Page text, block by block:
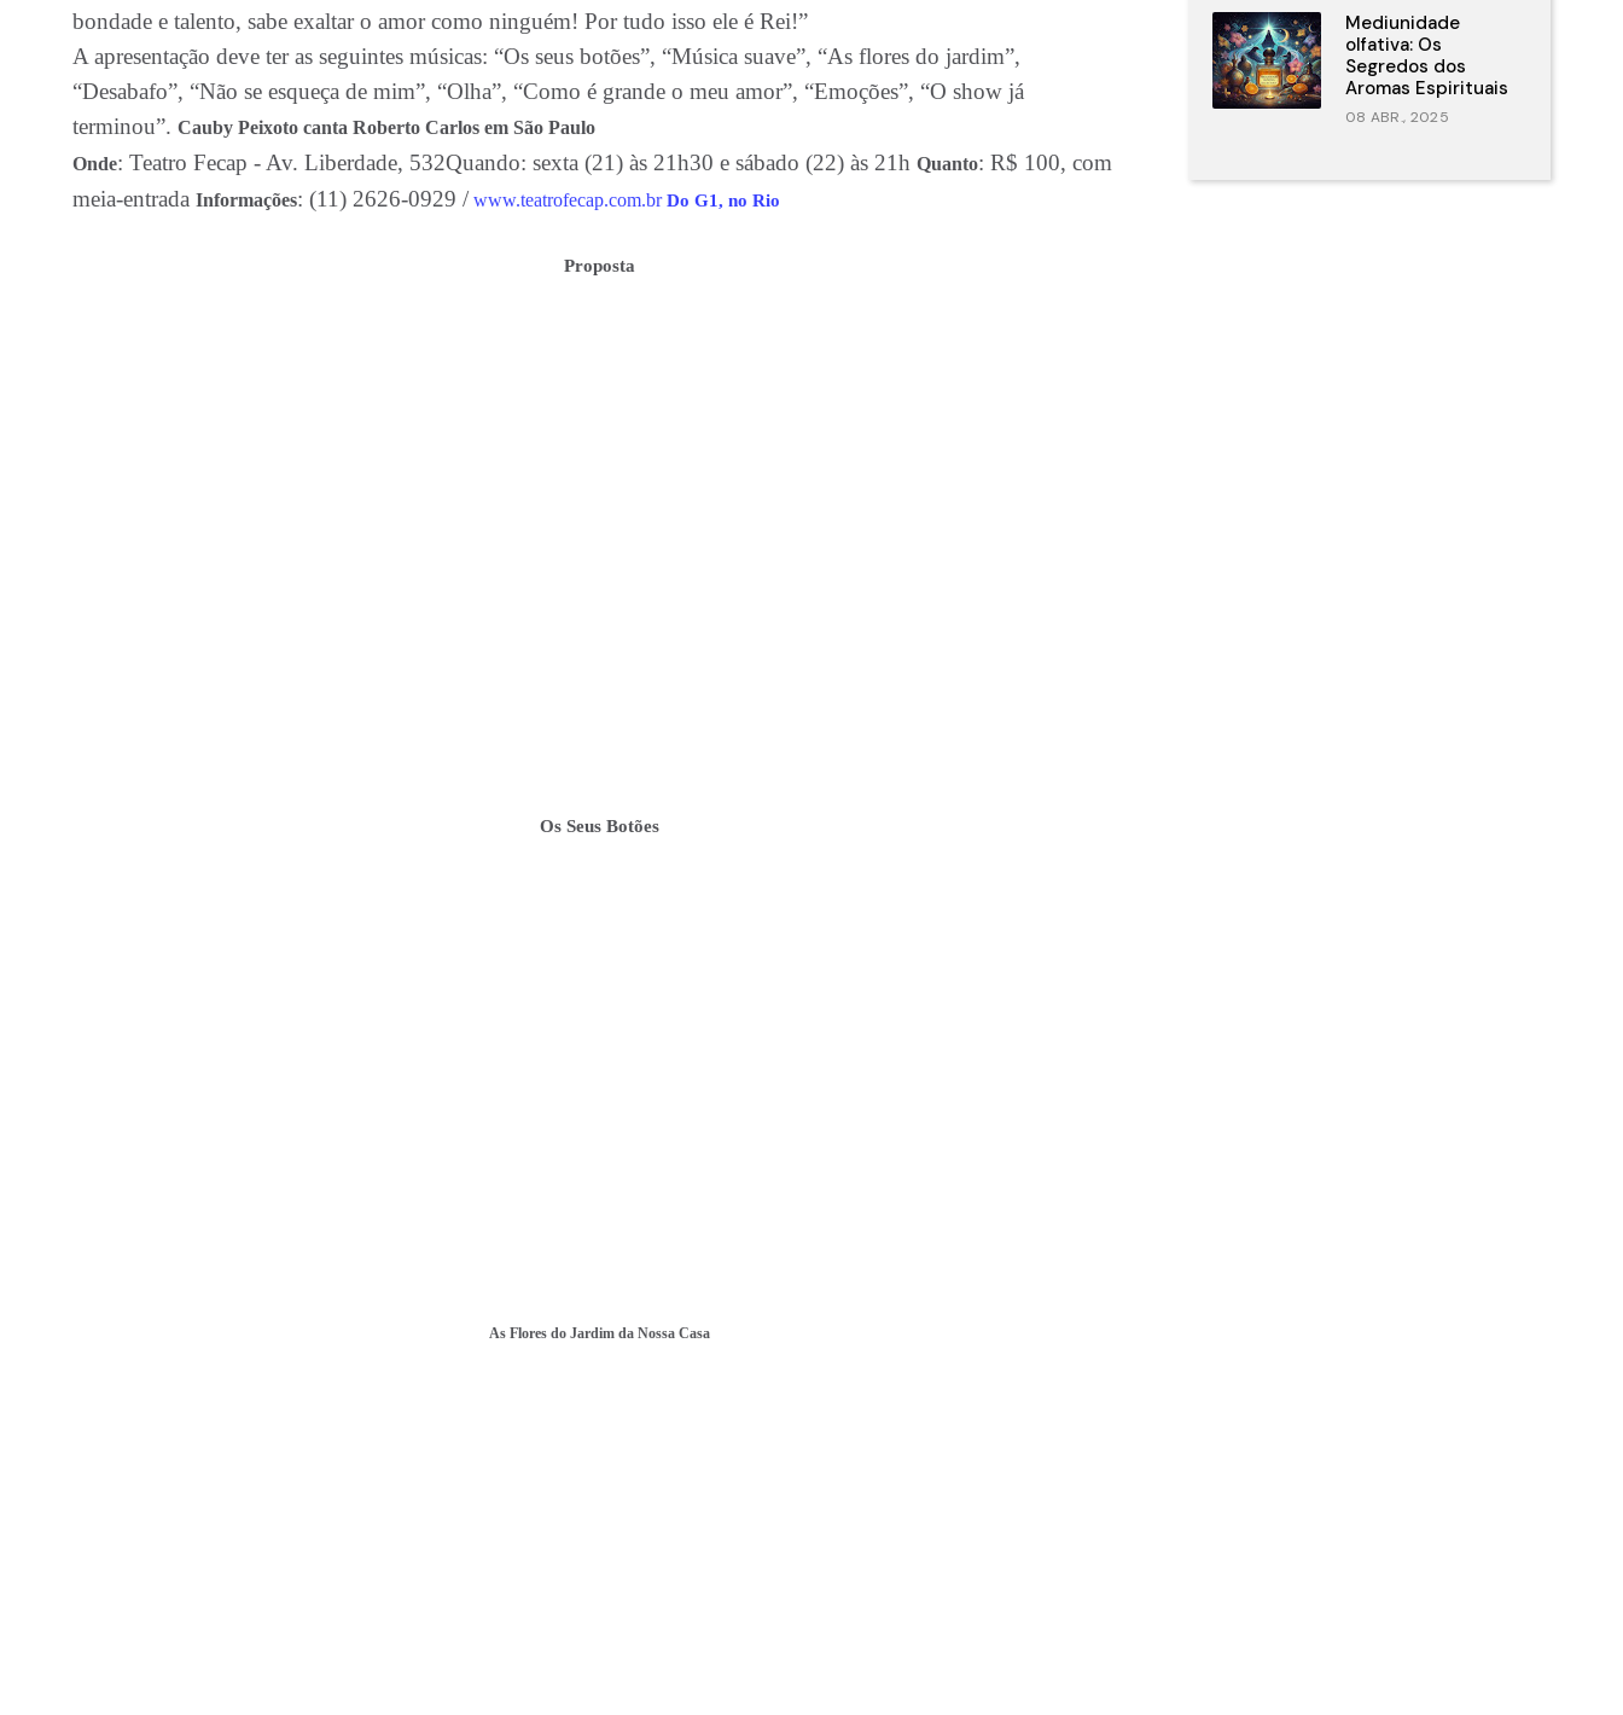
bondade e talento, sabe exaltar o amor como ninguém! Por tudo isso ele é Rei!”
A apresentação deve ter as seguintes músicas: “Os seus botões”, “Música suave”, “As flores do jardim”,
“Desabafo”, “Não se esqueça de mim”, “Olha”, “Como é grande o meu amor”, “Emoções”, “O show já
terminou”. Cauby Peixoto canta Roberto Carlos em São Paulo
Onde: Teatro Fecap - Av. Liberdade, 532Quando: sexta (21) às 21h30 e sábado (22) às 21h Quanto: R$ 100, com
meia-entrada Informações: (11) 2626-0929 / www.teatrofecap.com.br Do G1, no Rio
Proposta
Os Seus Botões
As Flores do Jardim da Nossa Casa
Mediunidade
olfativa: Os
Segredos dos
Aromas Espirituais
08 ABR., 2025